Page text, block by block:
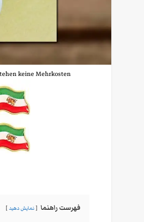
keine Mehrkosten
فهرست راهنما نمایش دهید